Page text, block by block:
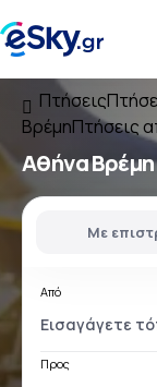
Πτήσεις
ΒρέμηΠτήσεις
Αθήνα Βρέμη
Με
Από
Προς